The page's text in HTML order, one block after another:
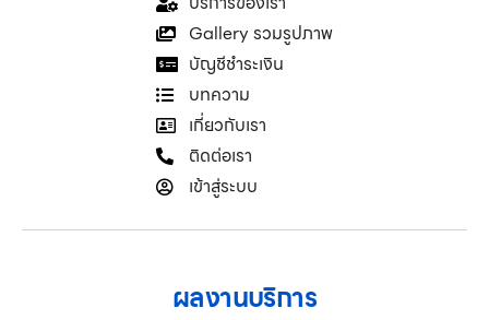
Gallery รวมรูปภาพ
บัญชีชำระเงิน
บทความ
เกี่ยวกับเรา
ติดต่อเรา
เข้าสู่ระบบ
ผลงานบริการ